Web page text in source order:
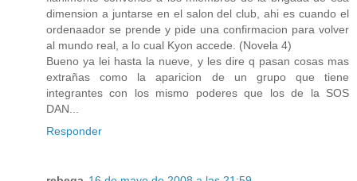
dimension a juntarse en el salon del club, ahi es cuando el
ordenaador se prende y pide una confirmacion para volver
al mundo real, a lo cual Kyon accede. (Novela 4)
Bueno ya lei hasta la nueve, y les dire q pasan cosas mas
extrañas como la aparicion de un grupo que tiene
integrantes con los mismo poderes que los de la SOS
DAN...
Responder